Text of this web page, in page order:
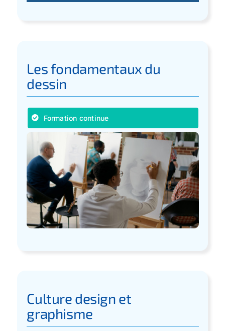
Les fondamentaux du
dessin
Formation continue
Culture design et
graphisme